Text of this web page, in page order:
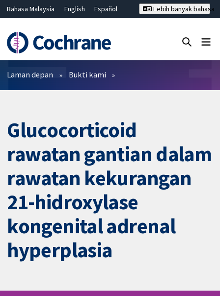
Bahasa Malaysia English
Español
Hrvatski
Deutsch ไทย
繁體中文
简体中文
Lebih banyak bahasa
Penapis
Laman depan Bukti kami
Glucocorticoid
rawatan gantian dalam
rawatan kekurangan
21-hidroxylase
kongenital adrenal
hyperplasia